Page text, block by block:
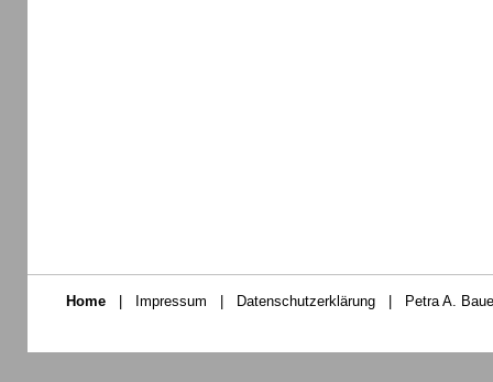
Home Impressum Datenschutzerklärung Petra A.